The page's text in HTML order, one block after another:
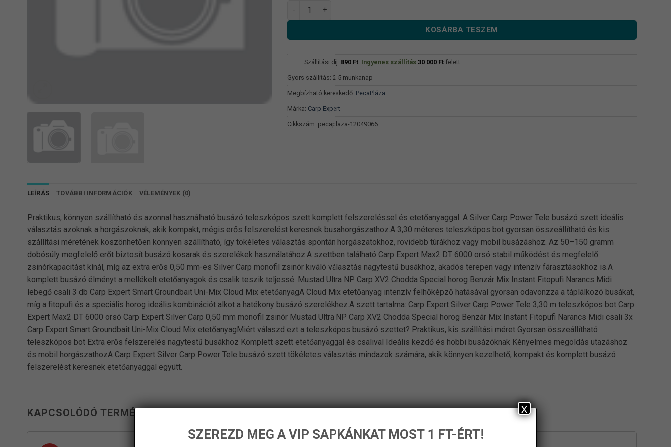
Carp Expert Silver Carp Power Tele Busázó Praktikus Tele Szett Etetőanyaggal mennyiség
KOSÁRBA TESZEM
Szállítási díj: 890 Ft. Ingyenes szállítás 30 000 Ftfelett
Gyors szállítás: 2-5 munkanap
Megbízható kereskedő: PecaPláza
Márka: Carp Expert
Cikkszám: pecaplaza-12049066
LEÍRÁS TOVÁBBI INFORMÁCIÓK VÉLEMÉNYEK (0)
Praktikus, könnyen szállítható és azonnal használható busázó teleszkópos szett komplett felszereléssel és etetőanyaggal. A Silver Carp Power Tele busázó szett ideális
választás azoknak a horgászoknak, akik kompakt, mégis erős felszerelést keresnek busahorgászathoz.A 3,30 méteres teleszkópos bot gyorsan összeállítható és kis
szállítási méretének köszönhetően könnyen szállítható, így tökéletes választás spontán horgászatokhoz, rövidebb túrákhoz vagy mobil busázáshoz. Az 50–150 gramm
dobósúly megfelelő erőt biztosít busázó kosarak és szerelékek használatához.A szettben található Carp Expert Max2 DT 6000 orsó stabil működést és megfelelő
zsinórkapacitást kínál, míg az extra erős 0,50 mm-es Silver Carp monofil zsinór kiváló választás nagytestű busákhoz, akadós terepen vagy intenzív fárasztásokhoz is.A
komplett busázó élményt a mellékelt etetőanyagok és csalik teszik teljessé: Mustad Ultra NP Carp XV2 Chodda Special horog Benzár Mix Instant Fitopufi Narancs Midi
lebegő csali 3 db Carp Expert Smart Groundbait Uni-Mix Cloud Mix etetőanyagA Cloud Mix etetőanyag intenzív felhőképző hatásával gyorsan odavonzza a táplálkozó busákat,
míg a fitopufi és a speciális horog ideális kombinációt alkot a hatékony busázó szerelékhez.A szett tartalma: Carp Expert Silver Carp Power Tele 3,30 m teleszkópos bot Carp
Expert Max2 DT 6000 orsó Carp Expert Silver Carp 0,50 mm monofil zsinór Mustad Ultra NP Carp XV2 Chodda Special horog Benzár Mix Instant Fitopufi Narancs Midi csali 3x
Carp Expert Smart Groundbait Uni-Mix Cloud Mix etetőanyagMiért válaszd ezt a teleszkópos busázó szettet? Praktikus, kis szállítási méret Gyorsan összeállítható
teleszkópos bot Extra erős felszerelés nagytestű busákhoz Komplett szett etetőanyaggal és csalival Ideális kezdő és hobbi busázóknak Kényelmes megoldás utazáshoz
és mobil horgászathozA Carp Expert Silver Carp Power Tele busázó szett tökéletes választás mindazok számára, akik könnyen kezelhető, kompakt és komplett busázó
felszerelést keresnek etetőanyaggal együtt.
KAPCSOLÓDÓ TERMÉKEK
SZEREZD MEG A VIP SAPKÁNKAT MOST 1 FT-ÉRT!
x